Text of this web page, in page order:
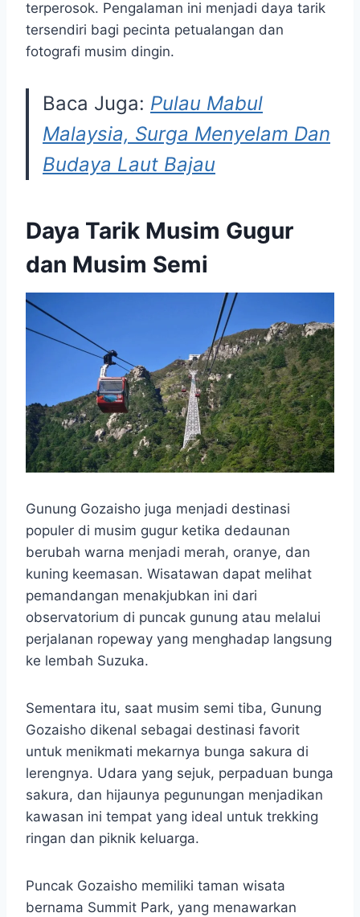
terperosok. Pengalaman ini menjadi daya tarik
tersendiri bagi pecinta petualangan dan
fotografi musim dingin.​
Baca Juga: Pulau Mabul
Malaysia, Surga Menyelam Dan
Budaya Laut Bajau
Daya Tarik Musim Gugur
dan Musim Semi
Gunung Gozaisho juga menjadi destinasi
populer di musim gugur ketika dedaunan
berubah warna menjadi merah, oranye, dan
kuning keemasan. Wisatawan dapat melihat
pemandangan menakjubkan ini dari
observatorium di puncak gunung atau melalui
perjalanan ropeway yang menghadap langsung
ke lembah Suzuka.
Sementara itu, saat musim semi tiba, Gunung
Gozaisho dikenal sebagai destinasi favorit
untuk menikmati mekarnya bunga sakura di
lerengnya. Udara yang sejuk, perpaduan bunga
sakura, dan hijaunya pegunungan menjadikan
kawasan ini tempat yang ideal untuk trekking
ringan dan piknik keluarga.
Puncak Gozaisho memiliki taman wisata
bernama Summit Park, yang menawarkan